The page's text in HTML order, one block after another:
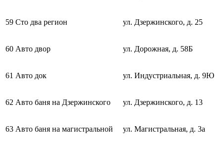
59 Сто два регион ул. Дзержинского, д. 25
60 Авто двор ул. Дорожная, д. 58Б
61 Авто док ул. Индустриальная, д. 9Ю
62 Авто баня на Дзержинского ул. Дзержинского, д. 13
63 Авто баня на магистральной ул. Магистральная, д. 3а